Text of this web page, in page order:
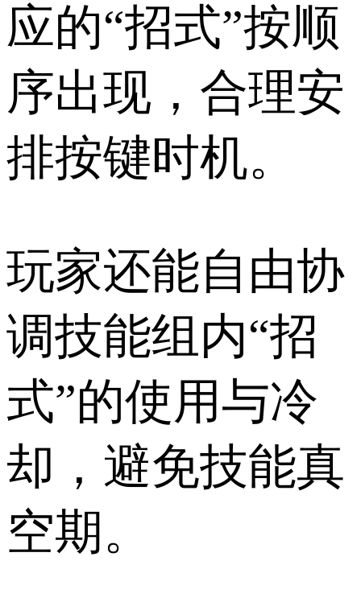
应的“招式”按顺
序出现，合理安
排按键时机。
玩家还能自由协
调技能组内“招
式”的使用与冷
却，避免技能真
空期。